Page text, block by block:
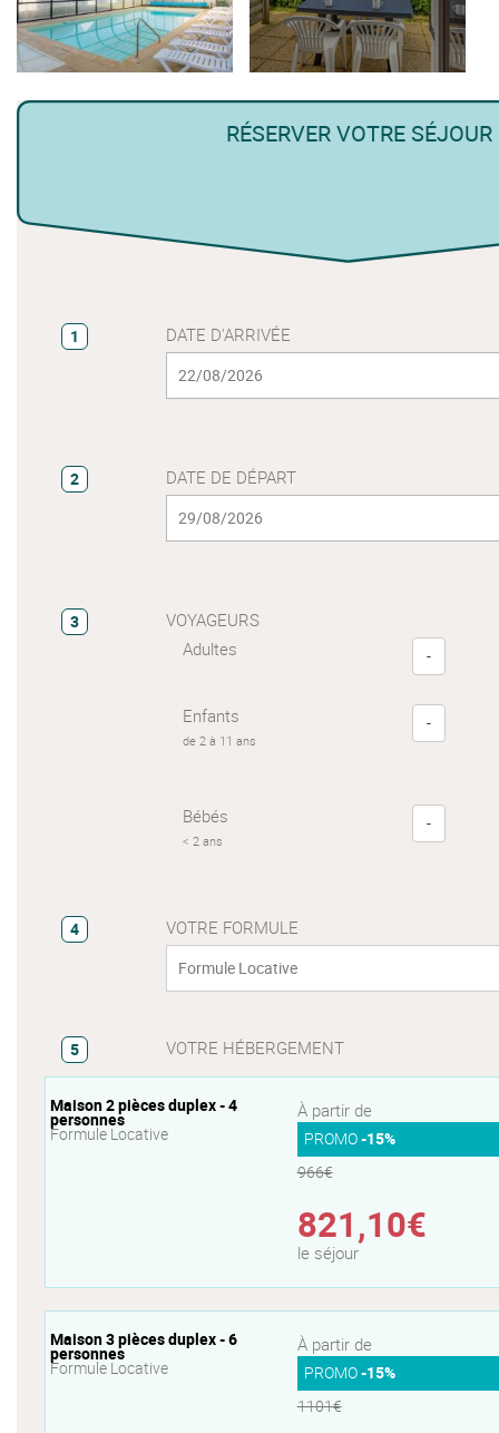
RÉSERVER VOTRE SÉJOUR
1 DATE D'ARRIVÉE
2 DATE DE DÉPART
3
VOYAGEURS
Adultes
-
Enfants
de 2 à 11 ans
-
Bébés
< 2 ans
-
4 VOTRE FORMULE
Formule Locative
5 VOTRE HÉBERGEMENT
Maison 2 pièces duplex - 4
personnes
Formule Locative
À partir de
PROMO-15%
966€
821,10€
le séjour
Maison 3 pièces duplex - 6
personnes
Formule Locative
À partir de
PROMO-15%
1101€